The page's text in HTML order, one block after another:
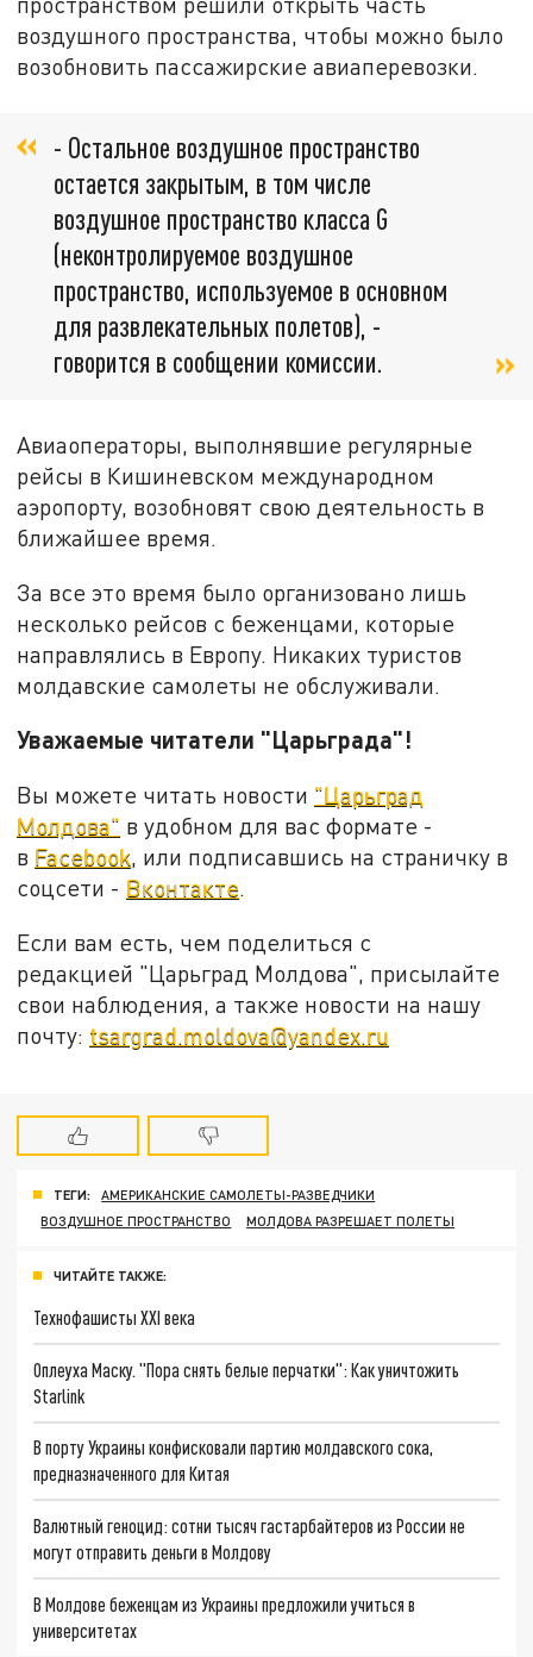
воздушного пространства, чтобы можно было
возобновить пассажирские авиаперевозки.
- Остальное воздушное пространство
остается закрытым, в том числе
воздушное пространство класса G
(неконтролируемое воздушное
пространство, используемое в основном
для развлекательных полетов), -
говорится в сообщении комиссии.
Авиаоператоры, выполнявшие регулярные
рейсы в Кишиневском международном
аэропорту, возобновят свою деятельность в
ближайшее время.
За все это время было организовано лишь
несколько рейсов с беженцами, которые
направлялись в Европу. Никаких туристов
молдавские самолеты не обслуживали.
Уважаемые читатели "Царьграда"!
Вы можете читать новости "Царьград
Молдова" в удобном для вас формате -
в Facebook, или подписавшись на страничку в
соцсети - Вконтакте.
Если вам есть, чем поделиться с
редакцией "Царьград Молдова", присылайте
свои наблюдения, а также новости на нашу
почту: tsargrad.moldova@yandex.ru
ТЕГИ:
АМЕРИКАНСКИЕ САМОЛЕТЫ-РАЗВЕДЧИКИ
ВОЗДУШНОЕ ПРОСТРАНСТВО
МОЛДОВА РАЗРЕШАЕТ ПОЛЕТЫ
ЧИТАЙТЕ ТАКЖЕ:
Технофашисты XXI века
Оплеуха Маску. "Пора снять белые перчатки": Как уничтожить
Starlink
В порту Украины конфисковали партию молдавского сока,
предназначенного для Китая
Валютный геноцид: сотни тысяч гастарбайтеров из России не
могут отправить деньги в Молдову
В Молдове беженцам из Украины предложили учиться в
университетах